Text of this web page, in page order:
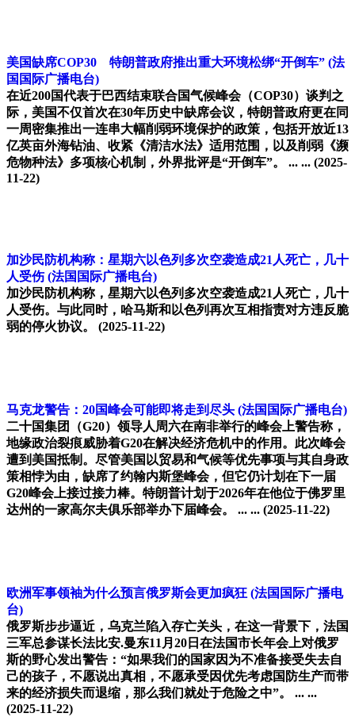
美国缺席COP30 特朗普政府推出重大环境松绑“开倒车” (法
国国际广播电台)
在近200国代表于巴西结束联合国气候峰会（COP30）谈判之
际，美国不仅首次在30年历史中缺席会议，特朗普政府更在同
一周密集推出一连串大幅削弱环境保护的政策，包括开放近13
亿英亩外海钻油、收紧《清洁水法》适用范围，以及削弱《濒
危物种法》多项核心机制，外界批评是“开倒车”。 ... ... (2025-
11-22)
加沙民防机构称：星期六以色列多次空袭造成21人死亡，几十
人受伤 (法国国际广播电台)
加沙民防机构称，星期六以色列多次空袭造成21人死亡，几十
人受伤。与此同时，哈马斯和以色列再次互相指责对方违反脆
弱的停火协议。 (2025-11-22)
马克龙警告：20国峰会可能即将走到尽头 (法国国际广播电台)
二十国集团（G20）领导人周六在南非举行的峰会上警告称，
地缘政治裂痕威胁着G20在解决经济危机中的作用。此次峰会
遭到美国抵制。尽管美国以贸易和气候等优先事项与其自身政
策相悖为由，缺席了约翰内斯堡峰会，但它仍计划在下一届
G20峰会上接过接力棒。特朗普计划于2026年在他位于佛罗里
达州的一家高尔夫俱乐部举办下届峰会。 ... ... (2025-11-22)
欧洲军事领袖为什么预言俄罗斯会更加疯狂 (法国国际广播电
台)
俄罗斯步步逼近，乌克兰陷入存亡关头，在这一背景下，法国
三军总参谋长法比安.曼东11月20日在法国市长年会上对俄罗
斯的野心发出警告：“如果我们的国家因为不准备接受失去自
己的孩子，不愿说出真相，不愿承受因优先考虑国防生产而带
来的经济损失而退缩，那么我们就处于危险之中”。 ... ...
(2025-11-22)